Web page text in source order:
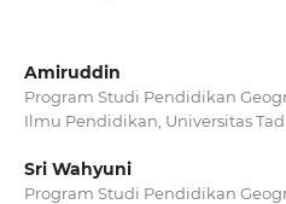
Amiruddin
Program Studi Pendidikan
Ilmu Pendidikan, Universitas
Sri Wahyuni
Program Studi Pendidikan